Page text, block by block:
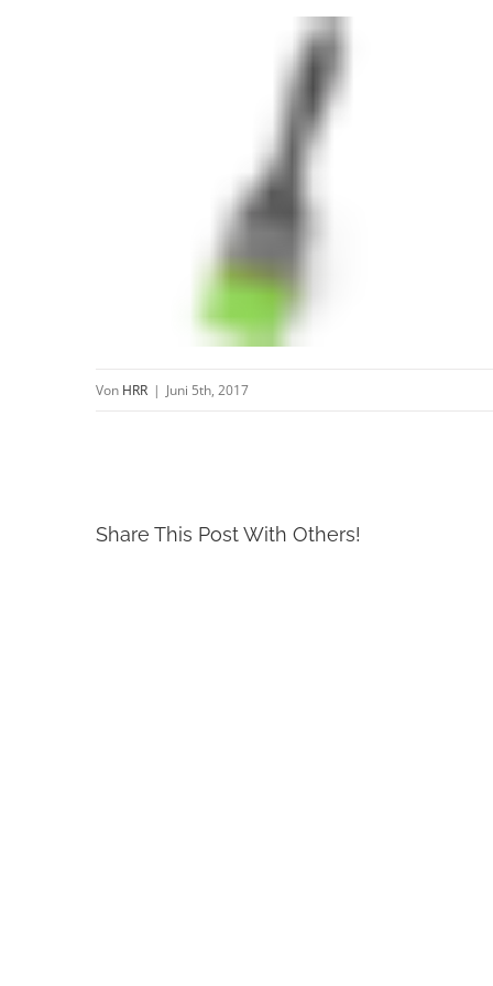
Von HRR | Juni 5th, 2017
Share This Post With Others!